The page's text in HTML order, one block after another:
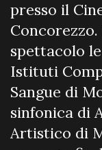
presso il
spettacolo
Istituti
Sangue di
sinfonica di
Artistico di